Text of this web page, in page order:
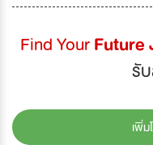
Find YourFuture
รั
เพิ่ม